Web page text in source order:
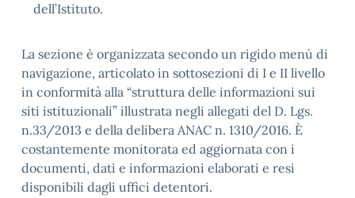
dell’Istituto.
La sezione è organizzata secondo un rigido menù di
navigazione, articolato in sottosezioni di I e II livello
in conformità alla “struttura delle informazioni sui
siti istituzionali” illustrata negli allegati del D. Lgs.
n.33/2013 e della delibera ANAC n. 1310/2016. È
costantemente monitorata ed aggiornata con i
documenti, dati e informazioni elaborati e resi
disponibili dagli uffici detentori.